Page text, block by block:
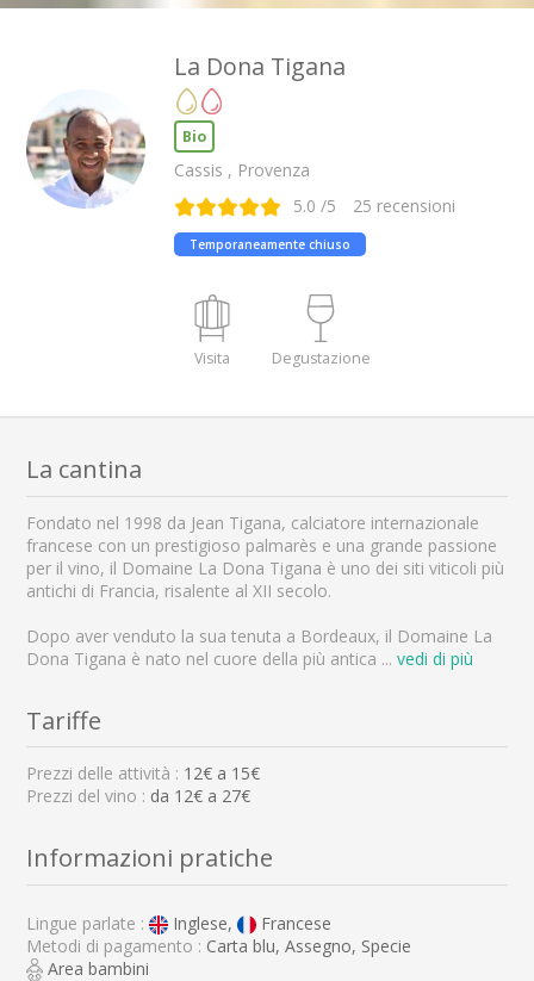
La Dona Tigana
Bio
Cassis , Provenza
5.0 /5 25 recensioni
Temporaneamente chiuso
Visita Degustazione
La cantina
Fondato nel 1998 da Jean Tigana, calciatore internazionale
francese con un prestigioso palmarès e una grande passione
per il vino, il Domaine La Dona Tigana è uno dei siti viticoli più
antichi di Francia, risalente al XII secolo.
Dopo aver venduto la sua tenuta a Bordeaux, il Domaine La
Dona Tigana è nato nel cuore della più antica ... vedi di più
Tariffe
Prezzi delle attività : 12€ a 15€
Prezzi del vino : da 12€ a 27€
Informazioni pratiche
Lingue parlate : Inglese,
Francese
Metodi di pagamento : Carta blu, Assegno, Specie
Area bambini